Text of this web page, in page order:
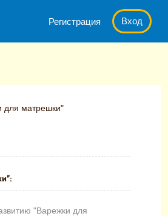
Регистрация Вход
для матрешки"
"Варежки для